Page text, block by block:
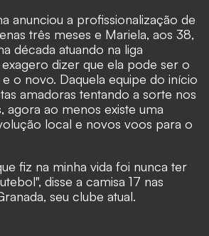
anunciou a profissionalização de
três meses e Mariela, aos 38,
década atuando na liga
dizer que ela pode ser o
o novo. Daquela equipe do início
amadoras tentando a sorte nos
agora ao menos existe uma
local e novos voos para o
fiz na minha vida foi nunca ter
disse a camisa 17 nas
seu clube atual.